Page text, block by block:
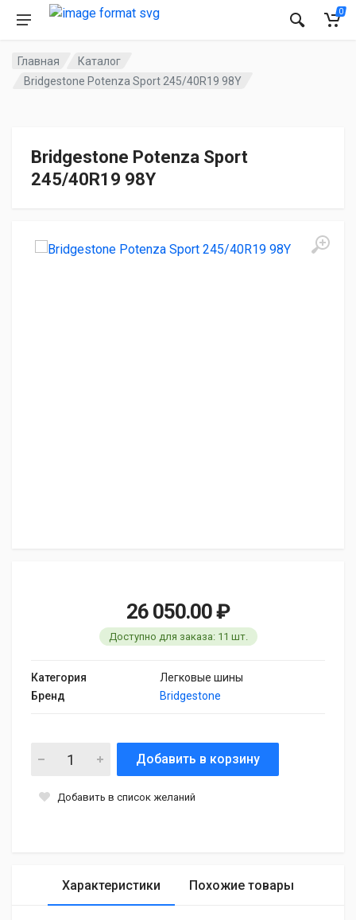
0
Главная
Каталог
Bridgestone Potenza Sport 245/40R19 98Y
Bridgestone Potenza Sport
245/40R19 98Y
26 050.00 ₽
Доступно для заказа: 11 шт.
Категория
Легковые шины
Бренд
Bridgestone
Добавить в корзину
Добавить в список желаний
Характеристики Похожие товары